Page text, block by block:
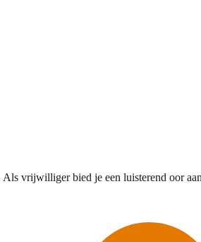
vrijwilliger bied je een luisterend oor